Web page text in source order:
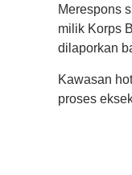
Merespons
milik Korps
dilaporkan
Kawasan
proses